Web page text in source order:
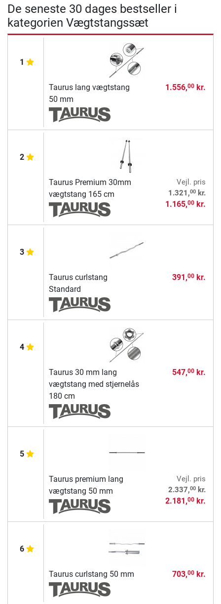
De seneste 30 dages bestseller i
kategorien Vægtstangssæt
1
Taurus lang vægtstang
50 mm
1.556,00kr.
2
Taurus Premium 30mm
vægtstang 165 cm
Vejl. pris
1.321,00kr.
1.165,00kr.
3
Taurus curlstang
Standard
391,00kr.
4
Taurus 30 mm lang
vægtstang med stjernelås
180 cm
547,00kr.
5
Taurus premium lang
vægtstang 50 mm
Vejl. pris
2.337,00kr.
2.181,00kr.
6
Taurus curlstang 50 mm 703,00kr.